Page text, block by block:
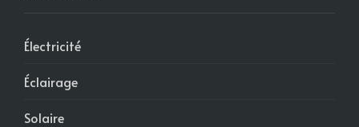
Électricité
Éclairage
Solaire